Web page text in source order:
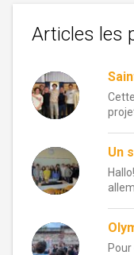
Articles les
Un